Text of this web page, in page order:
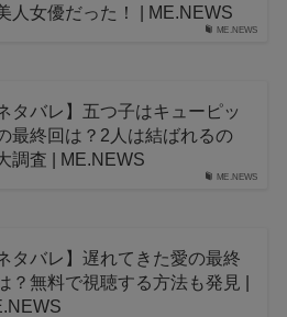
ME.NEWS
人女優だった！ | ME.NEWS
ME.NEWS
ネタバレ】五つ子はキューピッ
最終回は？2人は結ばれるの
調査 | ME.NEWS
ネタバレ】遅れてきた愛の最終
？無料で視聴する方法も発見 |